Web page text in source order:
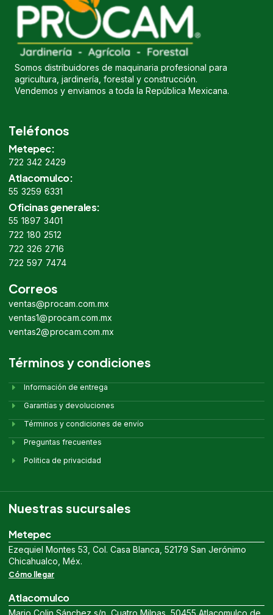
Somos distribuidores de maquinaria profesional para
agricultura, jardinería, forestal y construcción.
Vendemos y enviamos a toda la República Mexicana.
Teléfonos
Metepec:
722 342 2429
Atlacomulco:
55 3259 6331
Oficinas generales:
55 1897 3401
722 180 2512
722 326 2716
722 597 7474
Correos
ventas@procam.com.mx
ventas1@procam.com.mx
ventas2@procam.com.mx
Términos y condiciones
Información de entrega
Garantías y devoluciones
Términos y condiciones de envío
Preguntas frecuentes
Politica de privacidad
Nuestras sucursales
Metepec
Ezequiel Montes 53, Col. Casa Blanca, 52179 San Jerónimo
Chicahualco, Méx.
Cómo llegar
Atlacomulco